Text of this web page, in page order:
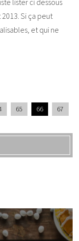
Si ça peut
et qui ne
65 66
67